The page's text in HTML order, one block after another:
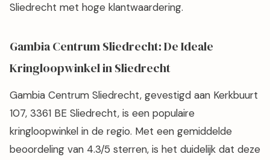
Sliedrecht met hoge klantwaardering.
Gambia Centrum Sliedrecht: De Ideale
Kringloopwinkel in Sliedrecht
Gambia Centrum Sliedrecht, gevestigd aan Kerkbuurt
107, 3361 BE Sliedrecht, is een populaire
kringloopwinkel in de regio. Met een gemiddelde
beoordeling van 4.3/5 sterren, is het duidelijk dat deze